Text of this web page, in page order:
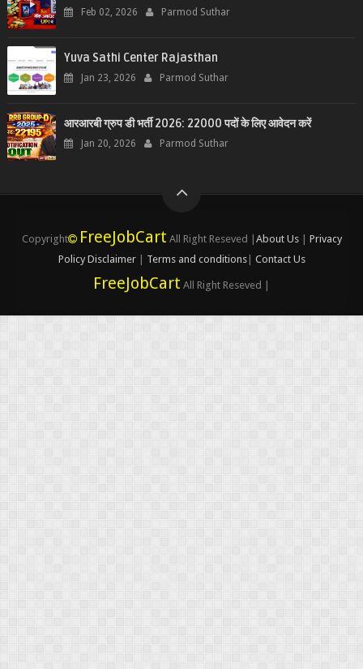
Feb 02, 2026 Parmod Suthar
Yuva Sathi Center Rajasthan
Jan 23, 2026 Parmod Suthar
आरआरबी ग्रुप डी भर्ती 2026: 22000 पदों के लिए आवेदन करें
Jan 20, 2026 Parmod Suthar
Copyright FreeJobCart All Right Reseved | About Us| Privacy
Policy Disclaimer| Terms and conditions| Contact Us
FreeJobCart All Right Reseved |